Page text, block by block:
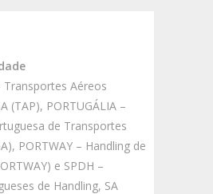
Transportes Aéreos
(TAP), PORTUGÁLIA –
de Transportes
PORTWAY – Handling de
e SPDH –
de Handling, SA